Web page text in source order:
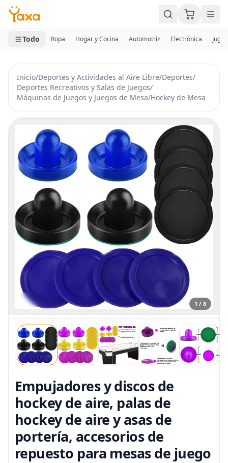
MINI CARRITO
0 productos
Todo Ropa Hogar y Cocina Automotriz Electrónica
Inicio/Deportes y Actividades al Aire Libre/Deportes/
Deportes Recreativos y Salas de Juegos/
Máquinas de Juegos y Juegos de Mesa/Hockey de Mesa
1 / 8
Empujadores y discos de
hockey de aire, palas de
hockey de aire y asas de
portería, accesorios de
repuesto para mesas de juego